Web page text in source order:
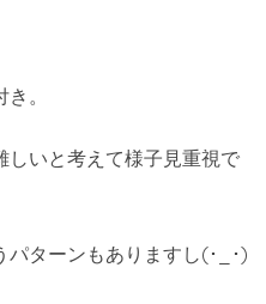
。
しいと考えて様子見重視で
パターンもありますし(･_･)